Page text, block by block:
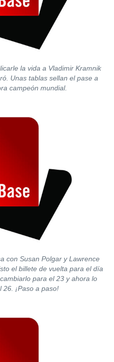
la vida a Vladimir Kramnik
Unas tablas sellan el pase a
campeón mundial.
con Susan Polgar y Lawrence
el billete de vuelta para el día
para el 23 y ahora lo
¡Paso a paso!